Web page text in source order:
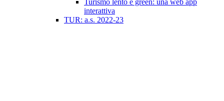
Turismo lento e green: una web app
interattiva
TUR: a.s. 2022-23